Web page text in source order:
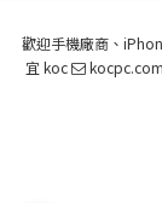
歡迎手機廠商、
宜 koc